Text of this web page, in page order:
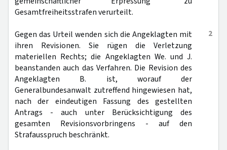
Gesamtfreiheitsstrafen verurteilt.
2
Gegen das Urteil wenden sich die Angeklagten mit
ihren Revisionen. Sie rügen die Verletzung
materiellen Rechts; die Angeklagten We. und J.
beanstanden auch das Verfahren. Die Revision des
Angeklagten B. ist, worauf der
Generalbundesanwalt zutreffend hingewiesen hat,
nach der eindeutigen Fassung des gestellten
Antrags - auch unter Berücksichtigung des
gesamten Revisionsvorbringens - auf den
Strafausspruch beschränkt.